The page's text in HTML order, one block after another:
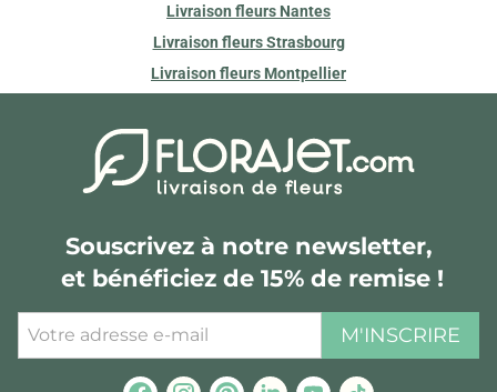
Livraison fleurs Nantes
Livraison fleurs Strasbourg
Livraison fleurs Montpellier
Souscrivez à notre newsletter,
et bénéficiez de 15% de remise !
M'INSCRIRE